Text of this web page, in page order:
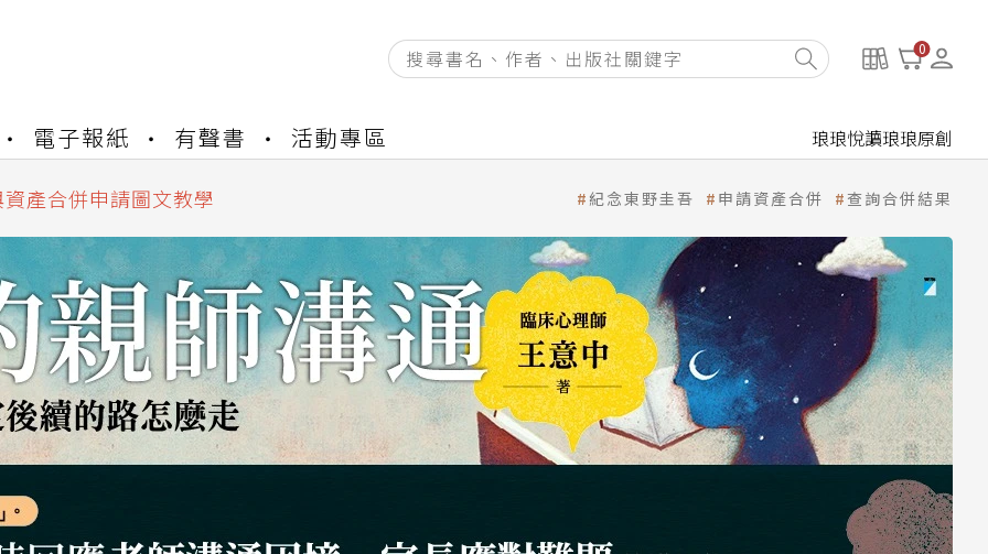
0
電子報紙 有聲書 活動專區 琅琅悅讀琅琅原創
開通申請
產合併申請圖文教學
開通申請
紀念東野圭吾 申請資產合併 查詢合併結果